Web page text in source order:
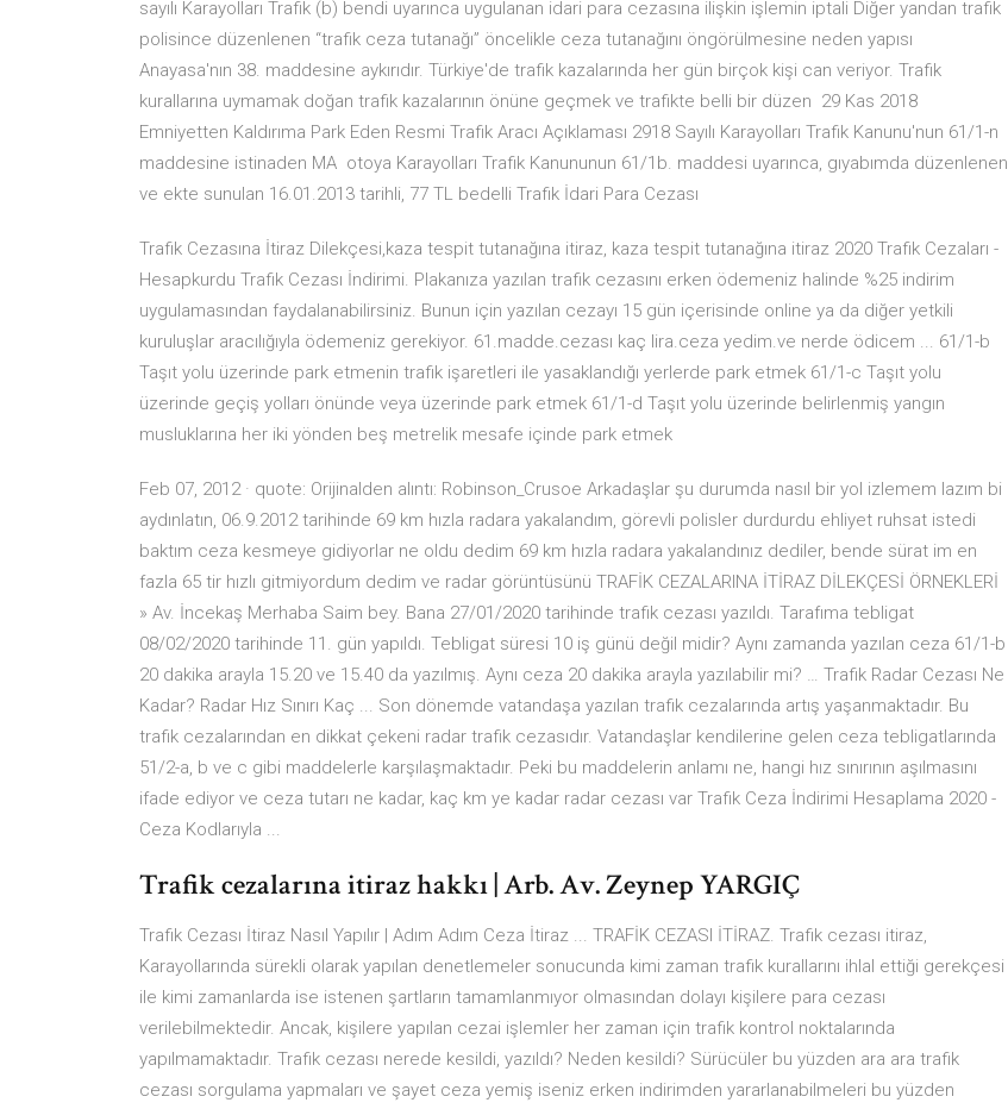
sayılı Karayolları Trafik (b) bendi uyarınca uygulanan idari para cezasına ilişkin işlemin iptali Diğer yandan trafik
polisince düzenlenen “trafik ceza tutanağı” öncelikle ceza tutanağını öngörülmesine neden yapısı
Anayasa'nın 38. maddesine aykırıdır. Türkiye'de trafik kazalarında her gün birçok kişi can veriyor. Trafik
kurallarına uymamak doğan trafik kazalarının önüne geçmek ve trafikte belli bir düzen 29 Kas 2018
Emniyetten Kaldırıma Park Eden Resmi Trafik Aracı Açıklaması 2918 Sayılı Karayolları Trafik Kanunu'nun 61/1-n
maddesine istinaden MA otoya Karayolları Trafik Kanununun 61/1b. maddesi uyarınca, gıyabımda düzenlenen
ve ekte sunulan 16.01.2013 tarihli, 77 TL bedelli Trafik İdari Para Cezası
Trafik Cezasına İtiraz Dilekçesi,kaza tespit tutanağına itiraz, kaza tespit tutanağına itiraz 2020 Trafik Cezaları -
Hesapkurdu Trafik Cezası İndirimi. Plakanıza yazılan trafik cezasını erken ödemeniz halinde %25 indirim
uygulamasından faydalanabilirsiniz. Bunun için yazılan cezayı 15 gün içerisinde online ya da diğer yetkili
kuruluşlar aracılığıyla ödemeniz gerekiyor. 61.madde.cezası kaç lira.ceza yedim.ve nerde ödicem ... 61/1-b
Taşıt yolu üzerinde park etmenin trafik işaretleri ile yasaklandığı yerlerde park etmek 61/1-c Taşıt yolu
üzerinde geçiş yolları önünde veya üzerinde park etmek 61/1-d Taşıt yolu üzerinde belirlenmiş yangın
musluklarına her iki yönden beş metrelik mesafe içinde park etmek
Feb 07, 2012 · quote: Orijinalden alıntı: Robinson_Crusoe Arkadaşlar şu durumda nasıl bir yol izlemem lazım bi
aydınlatın, 06.9.2012 tarihinde 69 km hızla radara yakalandım, görevli polisler durdurdu ehliyet ruhsat istedi
baktım ceza kesmeye gidiyorlar ne oldu dedim 69 km hızla radara yakalandınız dediler, bende sürat im en
fazla 65 tir hızlı gitmiyordum dedim ve radar görüntüsünü TRAFİK CEZALARINA İTİRAZ DİLEKÇESİ ÖRNEKLERİ
» Av. İncekaş Merhaba Saim bey. Bana 27/01/2020 tarihinde trafik cezası yazıldı. Tarafıma tebligat
08/02/2020 tarihinde 11. gün yapıldı. Tebligat süresi 10 iş günü değil midir? Aynı zamanda yazılan ceza 61/1-b
20 dakika arayla 15.20 ve 15.40 da yazılmış. Aynı ceza 20 dakika arayla yazılabilir mi? … Trafik Radar Cezası Ne
Kadar? Radar Hız Sınırı Kaç ... Son dönemde vatandaşa yazılan trafik cezalarında artış yaşanmaktadır. Bu
trafik cezalarından en dikkat çekeni radar trafik cezasıdır. Vatandaşlar kendilerine gelen ceza tebligatlarında
51/2-a, b ve c gibi maddelerle karşılaşmaktadır. Peki bu maddelerin anlamı ne, hangi hız sınırının aşılmasını
ifade ediyor ve ceza tutarı ne kadar, kaç km ye kadar radar cezası var Trafik Ceza İndirimi Hesaplama 2020 -
Ceza Kodlarıyla ...
Trafik cezalarına itiraz hakkı | Arb. Av. Zeynep YARGIÇ
Trafik Cezası İtiraz Nasıl Yapılır | Adım Adım Ceza İtiraz ... TRAFİK CEZASI İTİRAZ. Trafik cezası itiraz,
Karayollarında sürekli olarak yapılan denetlemeler sonucunda kimi zaman trafik kurallarını ihlal ettiği gerekçesi
ile kimi zamanlarda ise istenen şartların tamamlanmıyor olmasından dolayı kişilere para cezası
verilebilmektedir. Ancak, kişilere yapılan cezai işlemler her zaman için trafik kontrol noktalarında
yapılmamaktadır. Trafik cezası nerede kesildi, yazıldı? Neden kesildi? Sürücüler bu yüzden ara ara trafik
cezası sorgulama yapmaları ve şayet ceza yemiş iseniz erken indirimden yararlanabilmeleri bu yüzden